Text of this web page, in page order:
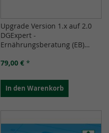
Upgrade Version 1.x auf 2.0
DGExpert -
Ernährungsberatung (EB)
79,00 € *
In den Warenkorb